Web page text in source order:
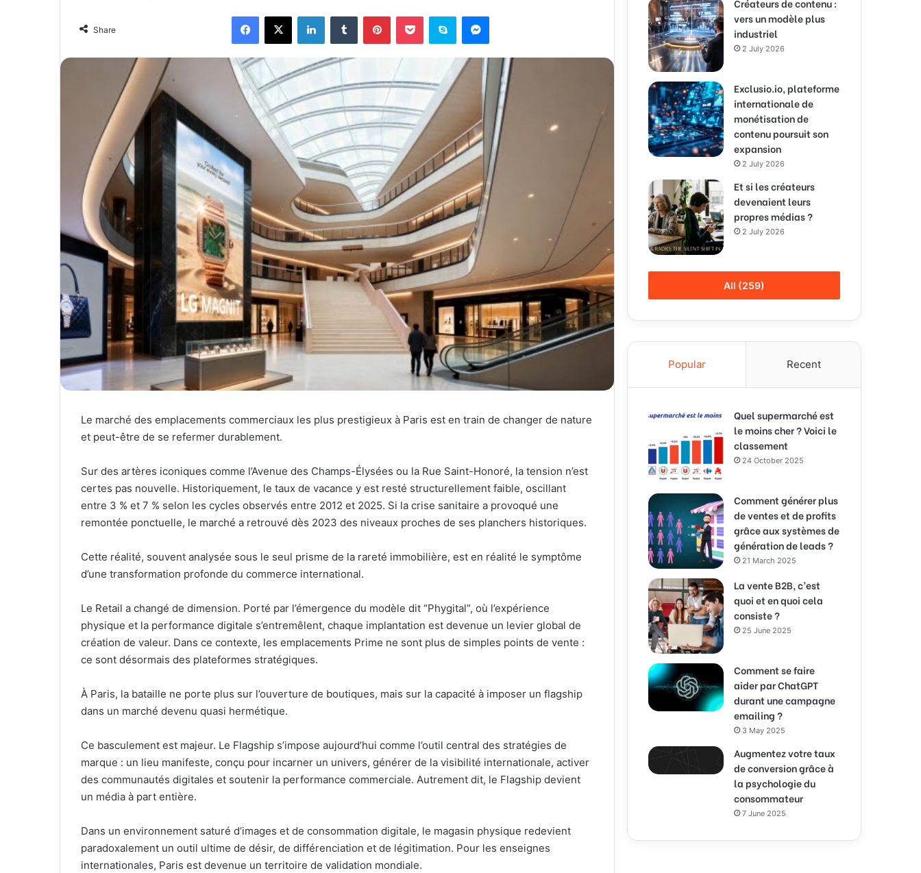
a
m
a
Share
Le marché des emplacements commerciaux les plus prestigieux à Paris est en train de changer de nature
et peut-être de se refermer durablement.
Sur des artères iconiques comme l’Avenue des Champs-Élysées ou la Rue Saint-Honoré, la tension n’est
certes pas nouvelle. Historiquement, le taux de vacance y est resté structurellement faible, oscillant
entre 3 % et 7 % selon les cycles observés entre 2012 et 2025. Si la crise sanitaire a provoqué une
remontée ponctuelle, le marché a retrouvé dès 2023 des niveaux proches de ses planchers historiques.
Cette réalité, souvent analysée sous le seul prisme de la rareté immobilière, est en réalité le symptôme
d’une transformation profonde du commerce international.
Le Retail a changé de dimension. Porté par l’émergence du modèle dit “Phygital”, où l’expérience
physique et la performance digitale s’entremêlent, chaque implantation est devenue un levier global de
création de valeur. Dans ce contexte, les emplacements Prime ne sont plus de simples points de vente :
ce sont désormais des plateformes stratégiques.
À Paris, la bataille ne porte plus sur l’ouverture de boutiques, mais sur la capacité à imposer un flagship
dans un marché devenu quasi hermétique.
Ce basculement est majeur. Le Flagship s’impose aujourd’hui comme l’outil central des stratégies de
marque : un lieu manifeste, conçu pour incarner un univers, générer de la visibilité internationale, activer
des communautés digitales et soutenir la performance commerciale. Autrement dit, le Flagship devient
un média à part entière.
Dans un environnement saturé d’images et de consommation digitale, le magasin physique redevient
paradoxalement un outil ultime de désir, de différenciation et de légitimation. Pour les enseignes
internationales, Paris est devenue un territoire de validation mondiale.
Créateurs de contenu :
vers un modèle plus
industriel
2 July 2026
Exclusio.io, plateforme
internationale de
monétisation de
contenu poursuit son
expansion
2 July 2026
Et si les créateurs
devenaient leurs
propres médias ?
2 July 2026
All (259)
Popular Recent
Quel supermarché est
le moins cher ? Voici le
classement
24 October 2025
Comment générer plus
de ventes et de profits
grâce aux systèmes de
génération de leads ?
21 March 2025
La vente B2B, c’est
quoi et en quoi cela
consiste ?
25 June 2025
Comment se faire
aider par ChatGPT
durant une campagne
emailing ?
3 May 2025
Augmentez votre taux
de conversion grâce à
la psychologie du
consommateur
7 June 2025